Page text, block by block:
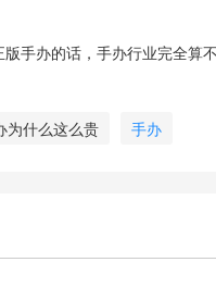
手办的话，手办行业完全算
为什么这么贵 手办